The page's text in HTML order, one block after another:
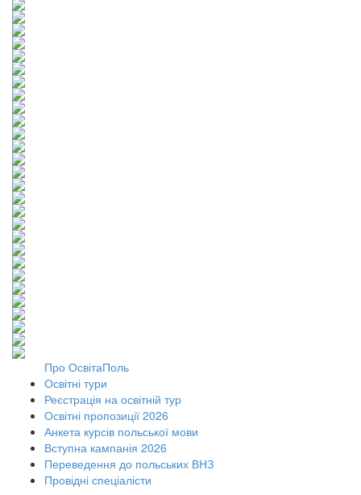
Про ОсвітаПоль
Освітні тури
Реєстрація на освітній тур
Освітні пропозиції 2026
Анкета курсів польської мови
Вступна кампанія 2026
Переведення до польських ВНЗ
Провідні спеціалісти